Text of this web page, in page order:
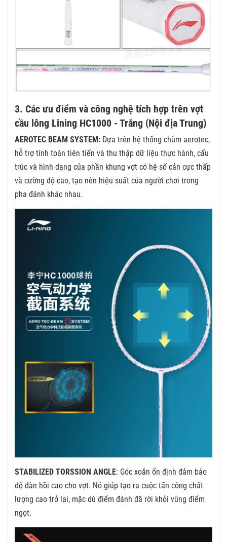
3. Các ưu điểm và công nghệ tích hợp trên vợt
cầu lông Lining HC1000 - Trắng (Nội địa Trung)
AEROTEC BEAM SYSTEM: Dựa trên hệ thống chùm aerotec,
hỗ trợ tính toán tiên tiến và thu thập dữ liệu thực hành, cấu
trúc và hình dạng của phần khung vợt có hệ số cản cực thấp
và cường độ cao, tạo nên hiệu suất của người chơi trong
pha đánh khác nhau.
STABILIZED TORSSION ANGLE: Góc xoắn ổn định đảm bảo
độ đàn hồi cao cho vợt. Nó giúp tạo ra cuộc tấn công chất
lượng cao trở lại, mặc dù điểm đánh đã rời khỏi vùng điểm
ngọt.